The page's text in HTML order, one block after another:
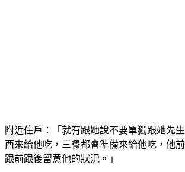
附近住戶：「就有跟她說不要單獨跟她先
西來給他吃，三餐都會準備來給他吃，他前